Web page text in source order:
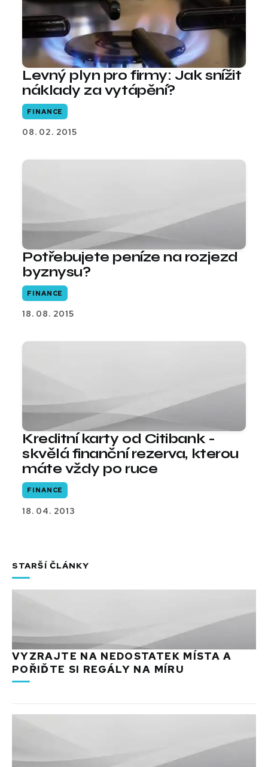
Levný plyn pro firmy: Jak snížit
náklady za vytápění?
FINANCE
08. 02. 2015
Potřebujete peníze na rozjezd
byznysu?
FINANCE
18. 08. 2015
Kreditní karty od Citibank -
skvělá finanční rezerva, kterou
máte vždy po ruce
FINANCE
18. 04. 2013
STARŠÍ ČLÁNKY
VYZRAJTE NA NEDOSTATEK MÍSTA A
POŘIĎTE SI REGÁLY NA MÍRU